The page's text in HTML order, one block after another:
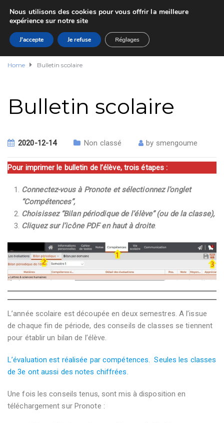
Home Bulletin scolaire
Bulletin scolaire
2020-12-14 Non classé by smengoume
Pour imprimer le bulletin de l’élève, trois étapes :
Connectez-vous à Pronote et sélectionnez l’onglet
“Compétences”,
Choisissez “Bilan périodique de l’élève” (ou de la classe),
Cliquez sur l’icône PDF en haut à droite.
L’année scolaire est découpée en deux semestres. A l’issue
de chaque fin de période, des conseils de classes se tiennent
pour établir un bilan de l’élève.
L’évaluation est réalisée par compétences.Seules les classes
de 3e ont aussi des notes chiffrées.
Une fois les conseils tenus, sont mis à disposition en
téléchargement sur Pronote :
Nous utilisons des cookies pour vous offrir la meilleure
expérience sur notre site
J'accepte Je refuse Réglages